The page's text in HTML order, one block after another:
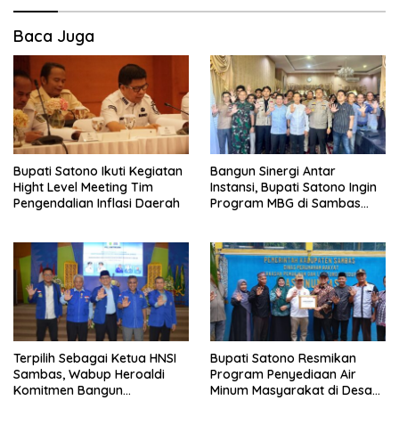
Baca Juga
Bupati Satono Ikuti Kegiatan
Hight Level Meeting Tim
Pengendalian Inflasi Daerah
Bangun Sinergi Antar
Instansi, Bupati Satono Ingin
Program MBG di Sambas
Terpilih Sebagai Ketua HNSI
Sambas, Wabup Heroaldi
Komitmen Bangun
Bupati Satono Resmikan
Program Penyediaan Air
Minum Masyarakat di Desa